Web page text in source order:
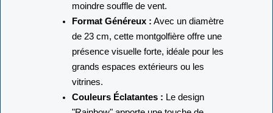
moindre souffle de vent.
Format Généreux : Avec un diamètre
de 23 cm, cette montgolfière offre une
présence visuelle forte, idéale pour les
grands espaces extérieurs ou les
vitrines.
Couleurs Éclatantes : Le design